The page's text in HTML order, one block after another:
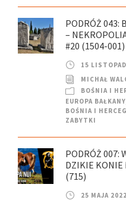
PODRÓŻ 043:
–
#20 (1504-001)
15
MICHAŁ
BOŚNIA I
EUROPA BAŁKANY
BOŚNIA I
ZABYTKI
PODRÓŻ 007:
DZIKIE KONIE
(715)
25 MAJA 2022